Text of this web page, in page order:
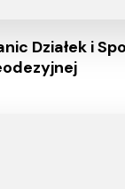
Działek i